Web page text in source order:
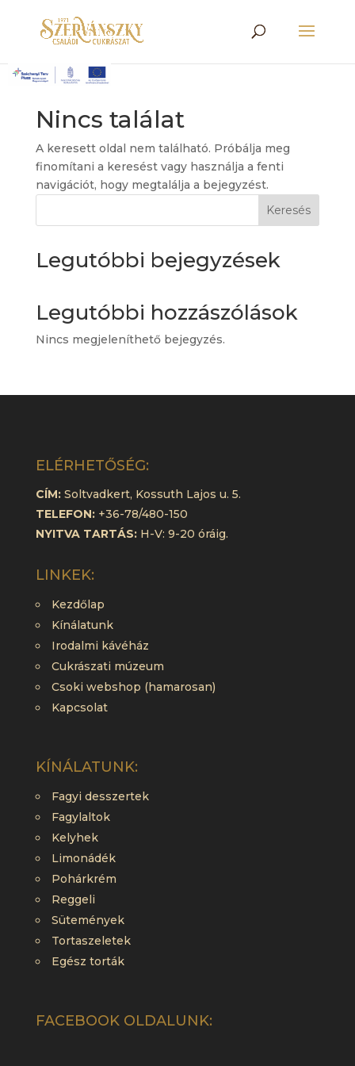
Nincs találat
A keresett oldal nem található. Próbálja meg
finomítani a keresést vagy használja a fenti
navigációt, hogy megtalálja a bejegyzést.
Keresés
Legutóbbi bejegyzések
Legutóbbi hozzászólások
Nincs megjeleníthető bejegyzés.
ELÉRHETŐSÉG:
CÍM:Soltvadkert, Kossuth Lajos u. 5.
TELEFON:+36-78/480-150
NYITVA TARTÁS:H-V: 9-20 óráig.
LINKEK:
Kezdőlap
Kínálatunk
Irodalmi kávéház
Cukrászati múzeum
Csoki webshop (hamarosan)
Kapcsolat
KÍNÁLATUNK:
Fagyi desszertek
Fagylaltok
Kelyhek
Limonádék
Pohárkrém
Reggeli
Sütemények
Tortaszeletek
Egész torták
FACEBOOK OLDALUNK: